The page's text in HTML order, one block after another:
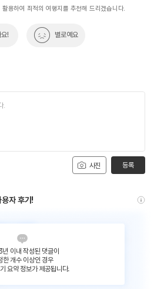
용하여 최적의 여행지를 추천해 드리겠습니다.
요! 별로예요
사진 등록
자 후기!
년 이내 작성된 댓글이
한 개수 이상인 경우
요약 정보가 제공됩니다.